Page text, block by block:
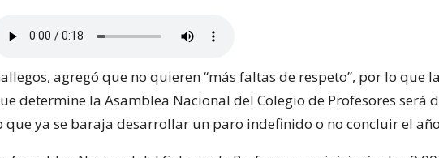
agregó que no quieren “más faltas de respeto”, por lo que
determine la Asamblea Nacional del Colegio de Profesores será
que ya se baraja desarrollar un paro indefinido o no concluir el